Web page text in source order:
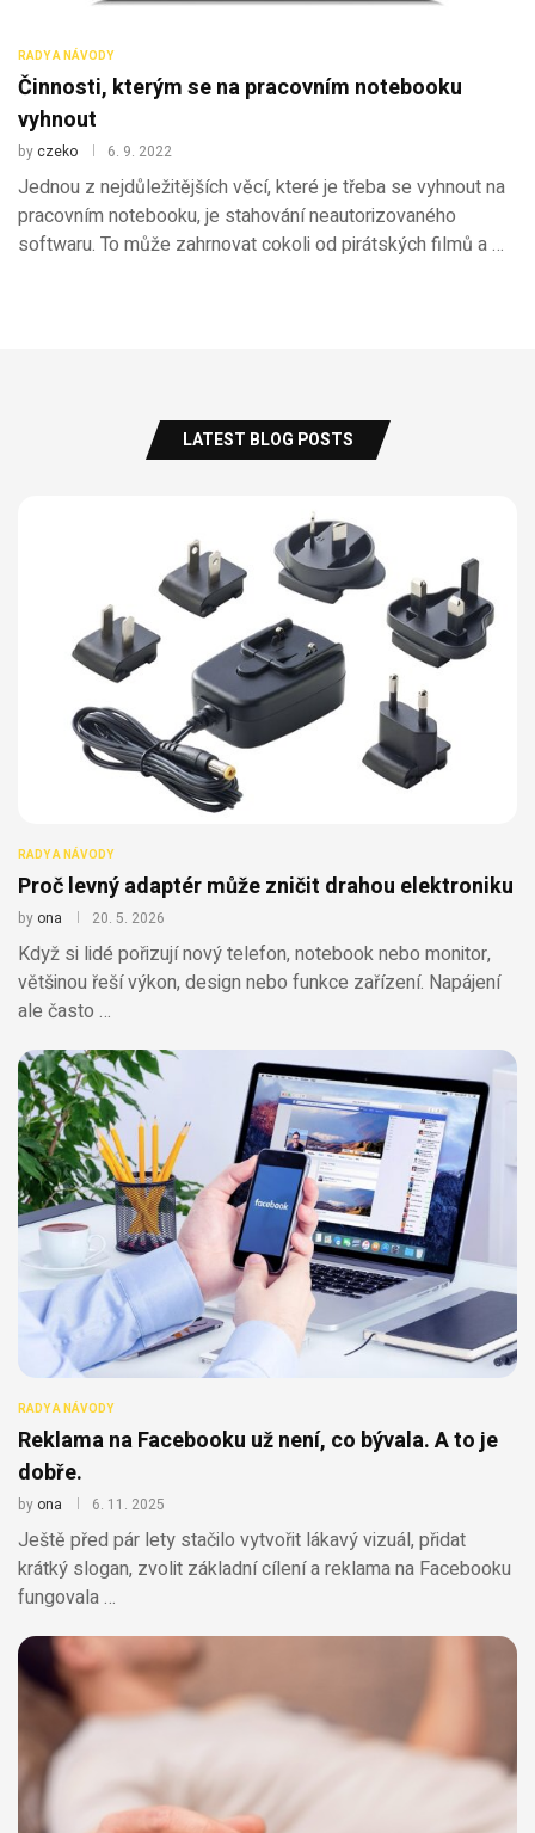
RADY A NÁVODY
Činnosti, kterým se na pracovním notebooku
vyhnout
byczeko 6. 9. 2022
Jednou z nejdůležitějších věcí, které je třeba se vyhnout na
pracovním notebooku, je stahování neautorizovaného
softwaru. To může zahrnovat cokoli od pirátských filmů a …
LATEST BLOG POSTS
RADY A NÁVODY
Proč levný adaptér může zničit drahou elektroniku
byona 20. 5. 2026
Když si lidé pořizují nový telefon, notebook nebo monitor,
většinou řeší výkon, design nebo funkce zařízení. Napájení
ale často …
RADY A NÁVODY
Reklama na Facebooku už není, co bývala. A to je
dobře.
byona 6. 11. 2025
Ještě před pár lety stačilo vytvořit lákavý vizuál, přidat
krátký slogan, zvolit základní cílení a reklama na Facebooku
fungovala …